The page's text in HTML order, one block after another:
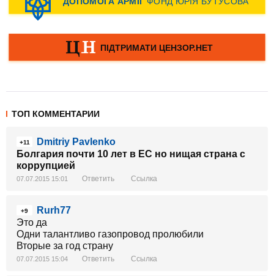
ТОП КОММЕНТАРИИ
+11
Dmitriy Pavlenko
Болгария почти 10 лет в ЕС но нищая страна с
коррупцией
07.07.2015 15:01 Ответить Ссылка
+9
Rurh77
Это да
Одни талантливо газопровод пролюбили
Вторые за год страну
07.07.2015 15:04 Ответить Ссылка